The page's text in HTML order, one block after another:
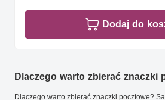
Dodaj do
Dlaczego warto zbierać znaczki
Dlaczego warto zbierać znaczki pocztowe?